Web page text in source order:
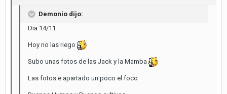
Demonio dijo:
Dia 14/11
Hoy no las riego
Subo unas fotos de las Jack y la Mamba
Las fotos e apartado un poco el foco